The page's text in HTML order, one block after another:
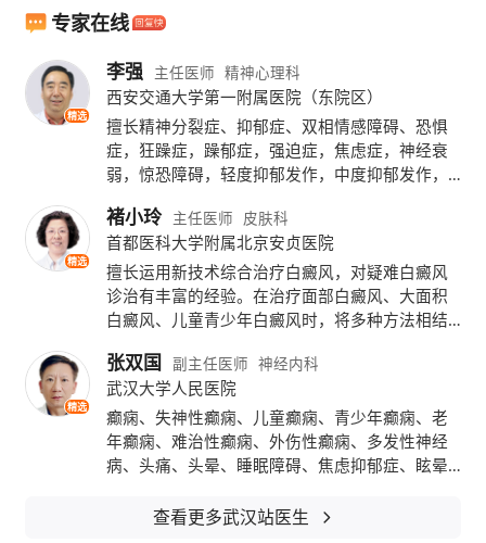
乳房对爱抚的敏感度比大乳房更强。
四、鼻子大不易得感冒
美国爱荷华大学研究发现，鼻子越大，吸
入灰尘等污染物的几率反而会减少，其抵御有
害病菌的能力也更强，因此鼻子大的人很少得
感冒或流感。
五、大腿粗心脏好
丹麦一项为期12年、涉及3000名男子的
研究显示，大腿周长60厘米以上、腿部肌肉强
壮者，早亡和患心脏病风险大大降低。
六、耳朵大老了不失聪
生物医学专家拉尔夫霍尔姆博士表示，人
专家在线
精选
李强 主任医师 精神心理科
西安交通大学第一附属医院（东院区）
擅长精神分裂症、抑郁症、双相情感障碍、恐惧
症，狂躁症，躁郁症，强迫症，焦虑症，神经衰
弱，惊恐障碍，轻度抑郁发作，中度抑郁发作，
作，轻度人格障碍，脑瘫，面瘫，头晕，头痛，
帕金森，三叉神经痛，眩晕症，被害妄想症，急
性应激反应，躯体疾病所致精神障碍，神经性贪
食，社交恐惧症，精神障碍，电休克治疗、心理
治疗及神经症的病因与防治研究。
精选
褚小玲 主任医师 皮肤科
首都医科大学附属北京安贞医院
擅长运用新技术综合治疗白癜风，对疑难白癜风
诊治有丰富的经验。在治疗面部白癜风、大面积
白癜风、儿童青少年白癜风时，将多种方法相结
著，赢得了广大患者的信赖和好评。
精选
张双国 副主任医师 神经内科
武汉大学人民医院
癫痫、失神性癫痫、儿童癫痫、青少年癫痫、老
年癫痫、难治性癫痫、外伤性癫痫、多发性神经
病、头痛、头晕、睡眠障碍、焦虑抑郁症、眩晕
病、运动障碍性疾病、睡眠障碍、三叉神经痛、
查看更多武汉站医生